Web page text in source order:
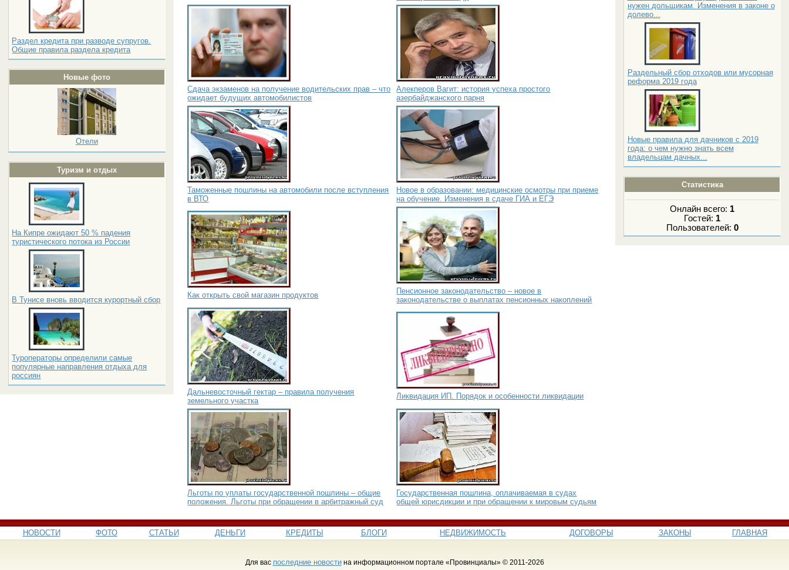
Раздел кредита при разводе супругов.
Общие правила раздела кредита
Новые фото
Отели
Туризм и отдых
На Кипре ожидают 50 % падения
туристического потока из России
В Тунисе вновь вводится курортный сбор
Туроператоры определили самые
популярные направления отдыха для
россиян
нужен дольщикам. Изменения в законе о
долево...
Раздельный сбор отходов или мусорная
реформа 2019 года
Новые правила для дачников с 2019
года: о чем нужно знать всем
владельцам дачных...
Статистика
Онлайн всего: 1
Гостей: 1
Пользователей: 0
Сдача экзаменов на получение водительских прав – что
ожидает будущих автомобилистов
Алекперов Вагит: история успеха простого
азербайджанского парня
Таможенные пошлины на автомобили после вступления
в ВТО
Новое в образовании: медицинские осмотры при приеме
на обучение. Изменения в сдаче ГИА и ЕГЭ
Как открыть свой магазин продуктов
Пенсионное законодательство – новое в
законодательстве о выплатах пенсионных накоплений
Дальневосточный гектар – правила получения
земельного участка
Ликвидация ИП. Порядок и особенности ликвидации
Льготы по уплаты государственной пошлины – общие
положения. Льготы при обращении в арбитражный суд
Государственная пошлина, оплачиваемая в судах
общей юрисдикции и при обращении к мировым судьям
НОВОСТИ ФОТО СТАТЬИ ДЕНЬГИ КРЕДИТЫ БЛОГИ НЕДВИЖИМОСТЬ ДОГОВОРЫ ЗАКОНЫ ГЛАВНАЯ
Для вас последние новостина информационном портале «Провинциалы» © 2011-2026